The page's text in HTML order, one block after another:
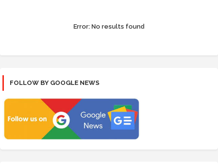
Error: No results found
FOLLOW BY GOOGLE NEWS